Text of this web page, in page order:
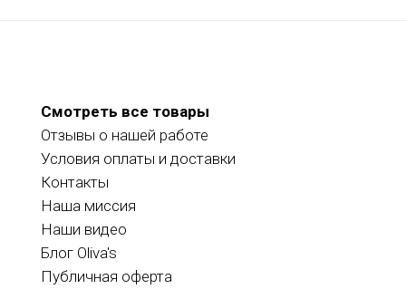
Смотреть все товары
Отзывы о нашей работе
Условия оплаты и доставки
Контакты
Наша миссия
Наши видео
Блог Oliva's
Публичная оферта